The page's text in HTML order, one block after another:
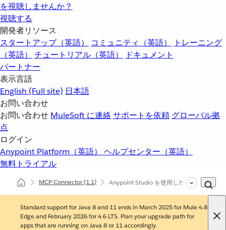
を視聴しませんか？
視聴する
開発者リソース
スタートアップ（英語）
コミュニティ（英語）
トレーニング
（英語）
チュートリアル（英語）
ドキュメント
パートナー
表示言語
English (Full site) 日本語
お問い合わせ
お問い合わせ MuleSoft に連絡サポートを依頼 グローバル拠
点
ログイン
Anypoint Platform（英語） ヘルプセンター（英語）
無料トライアル
MCP Connector(1.1) Anypoint Studio を使用した MCP
Standard support for Java 8 and 11 ends in March 2025 for Mule 4.8
Edge and February 2026 for 4.6 LTS. Plan your upgrade path for
apps that are running on Java 8 or 11 accordingly.